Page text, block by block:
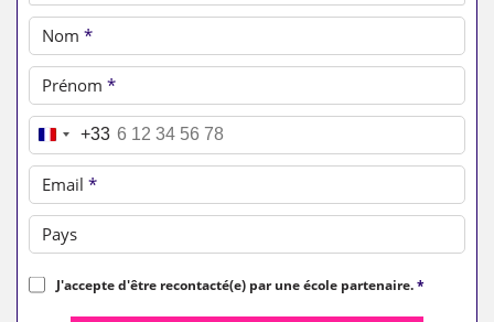
Nom *
Prénom *
Téléphone *
+33
Email *
Pays
J'accepte d'être recontacté(e) par une école partenaire.*